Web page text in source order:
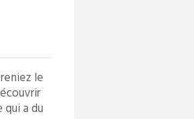
le
a du